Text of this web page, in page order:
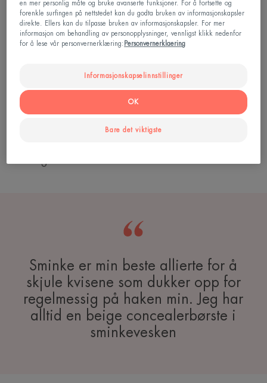
Disse kvisene dannes på ganske fet hud i
ungdomsårene. Huden blir vanligvis kombinert i
voksen alder, med både tørre og fete områder (T-
nesevingene). Den kan også forbli helt fet, eller helt
tørr.
Utfordringen er derfor ikke bare å kamuflere kviser
Sminke er min beste allierte for å
skjule kvisene som dukker opp for
regelmessig på haken min. Jeg har
alltid en beige concealerbørste i
sminkevesken
en mer personlig måte og bruke avanserte funksjoner. For å fortsette og
forenkle surfingen på nettstedet kan du godta bruken av informasjonskapsler
direkte. Ellers kan du tilpasse bruken av informasjonskapsler. For mer
informasjon om behandling av personopplysninger, vennligst klikk nedenfor
for å lese vår personvernerklæring: Personvernerklaering
Informasjonskapselinnstillinger
Bare det viktigste
OK